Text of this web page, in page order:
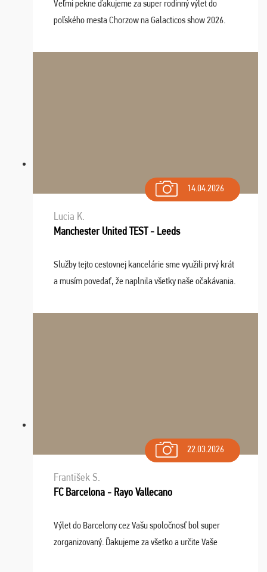
Veľmi pekne ďakujeme za super rodinný výlet do
poľského mesta Chorzow na Galacticos show 2026.
Navštívili sme aj zábavný park Legendia, previe ...
14.04.2026
Lucia K.
Manchester United TEST - Leeds
Služby tejto cestovnej kancelárie sme využili prvý krát
a musím povedať, že naplnila všetky naše očakávania.
dispozícii nonstop (milí, profesionálni ...
22.03.2026
František S.
FC Barcelona - Rayo Vallecano
Výlet do Barcelony cez Vašu spoločnosť bol super
zorganizovaný. Ďakujeme za všetko a určite Vaše